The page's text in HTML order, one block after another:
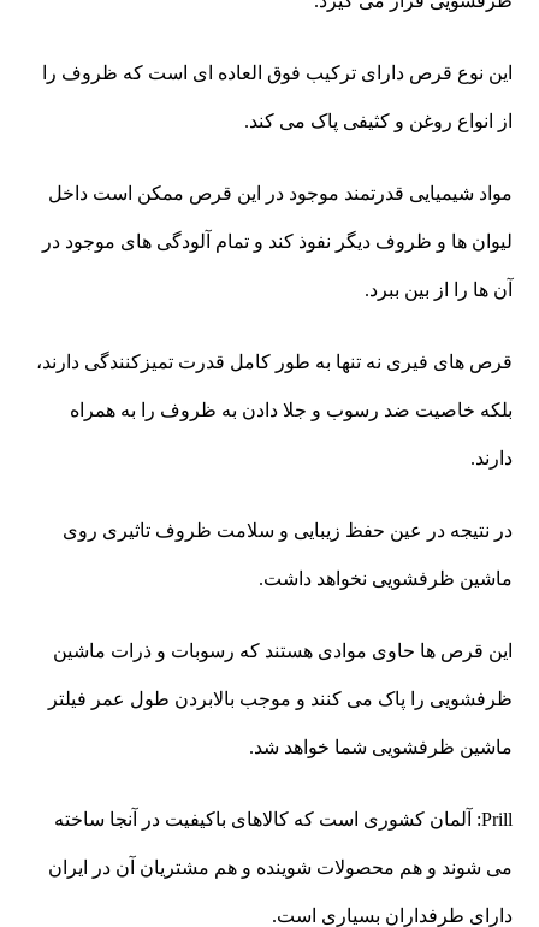
این نوع قرص دارای ترکیب فوق العاده ای است که ظروف را
از انواع روغن و کثیفی پاک می کند.
مواد شیمیایی قدرتمند موجود در این قرص ممکن است داخل
لیوان ها و ظروف دیگر نفوذ کند و تمام آلودگی های موجود در
آن ها را از بین ببرد.
قرص های فیری نه تنها به طور کامل قدرت تمیزکنندگی دارند،
بلکه خاصیت ضد رسوب و جلا دادن به ظروف را به همراه
دارند.
در نتیجه در عین حفظ زیبایی و سلامت ظروف تاثیری روی
ماشین ظرفشویی نخواهد داشت.
این قرص ها حاوی موادی هستند که رسوبات و ذرات ماشین
ظرفشویی را پاک می کنند و موجب بالابردن طول عمر فیلتر
ماشین ظرفشویی شما خواهد شد.
Prill: آلمان کشوری است که کالاهای باکیفیت در آنجا ساخته
می شوند و هم محصولات شوینده و هم مشتریان آن در ایران
دارای طرفداران بسیاری است.